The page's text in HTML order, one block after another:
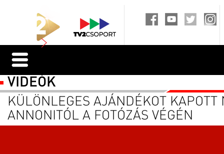
VIDEÓK
KÜLÖNLEGES AJÁNDÉKOT KAPOTT
ANNONITÓL A FOTÓZÁS VÉGÉN